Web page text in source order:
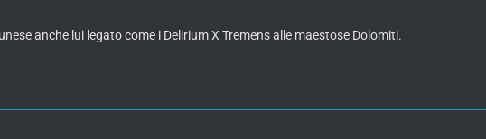
anche lui legato come i Delirium X Tremens alle maestose Dolomiti.